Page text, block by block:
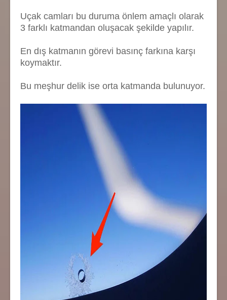
Uçak camları bu duruma önlem amaçlı olarak
3 farklı katmandan oluşacak şekilde yapılır.
En dış katmanın görevi basınç farkına karşı
koymaktır.
Bu meşhur delik ise orta katmanda bulunuyor.